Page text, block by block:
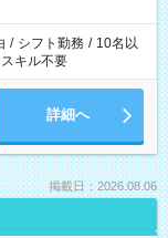
と、もう1つのお仕事
合は応募できません。
/ シフト勤務 / 10名以
キル不要
詳細へ
掲載日：2026.08.06